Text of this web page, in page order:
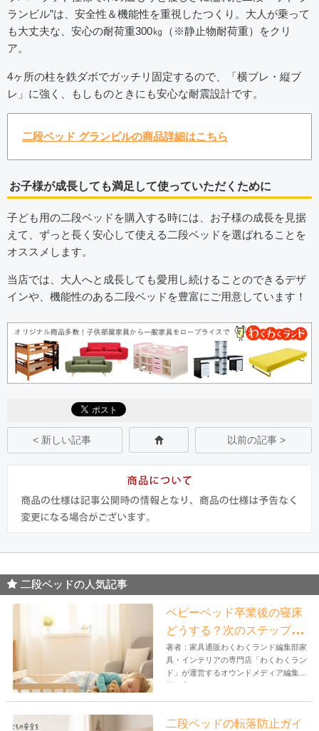
ランビル”は、安全性＆機能性を重視したつくり。大人が乗って
も大丈夫な、安心の耐荷重300㎏（※静止物耐荷重）をクリ
ア。
4ヶ所の柱を鉄ダボでガッチリ固定するので、「横ブレ・縦ブ
レ」に強く、もしものときにも安心な耐震設計です。
二段ベッド グランビルの商品詳細はこちら
お子様が成長しても満足して使っていただくために
子ども用の二段ベッドを購入する時には、お子様の成長を見据
えて、ずっと長く安心して使える二段ベッドを選ばれることを
オススメします。
当店では、大人へと成長しても愛用し続けることのできるデザ
インや、機能性のある二段ベッドを豊富にご用意しています！
< 新しい記事 以前の記事 >
二段ベッドの人気記事
ベビーベッド卒業後の寝床
どうする？次のステップと
おすすめ商品
著者：家具通販わくわくランド編集部家
具・インテリアの専門店「わくわくラン
ド」が運営するオウンドメディア編集
部。家...
二段ベッドの転落防止ガイ